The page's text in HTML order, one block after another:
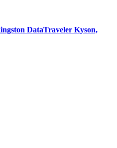
DataTraveler Kyson,